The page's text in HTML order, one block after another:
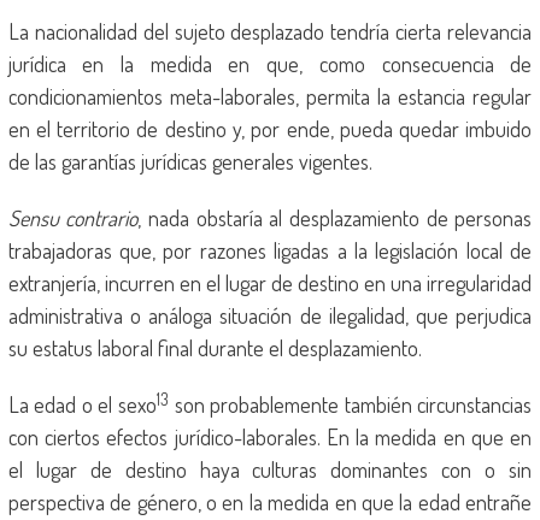
La nacionalidad del sujeto desplazado tendría cierta relevancia
jurídica en la medida en que, como consecuencia de
condicionamientos meta-laborales, permita la estancia regular
en el territorio de destino y, por ende, pueda quedar imbuido
de las garantías jurídicas generales vigentes.
Sensu contrario, nada obstaría al desplazamiento de personas
trabajadoras que, por razones ligadas a la legislación local de
extranjería, incurren en el lugar de destino en una irregularidad
administrativa o análoga situación de ilegalidad, que perjudica
su estatus laboral final durante el desplazamiento.
La edad o el sexo13 son probablemente también circunstancias
con ciertos efectos jurídico-laborales. En la medida en que en
el lugar de destino haya culturas dominantes con o sin
perspectiva de género, o en la medida en que la edad entrañe